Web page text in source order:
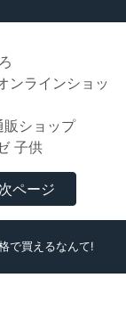
ンラインショッ
ショップ
子供
次ページ
で買えるなんて!